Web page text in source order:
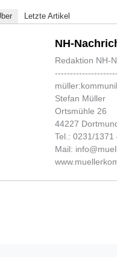
Letzte Artikel
NH-
Redaktion NH-
Stefan Müller
Ortsmühle 26
44227
Tel.: 0231/1371
Mail: